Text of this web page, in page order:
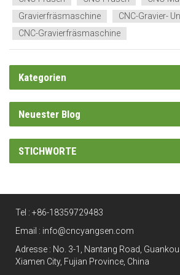
Gravierfräsmaschine
CNC-Gravier-
CNC-Gravierfräsmaschine
Kategorien
Neuester Blog
STICHWORTE
Tel : +86-18359729483
Email : info@cncyangsen.com
Adresse : No. 3-1, Nantang Road,
Xiamen City, Fujian Province, China